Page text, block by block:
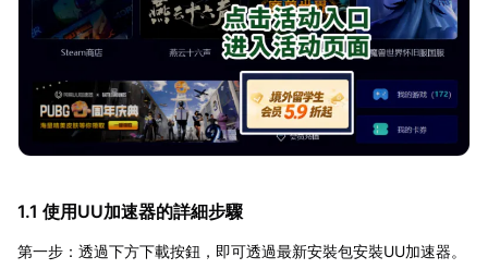
1.1 使用UU加速器的詳細步驟
第一步：透過下方下載按鈕，即可透過最新安裝包安裝UU加速器。